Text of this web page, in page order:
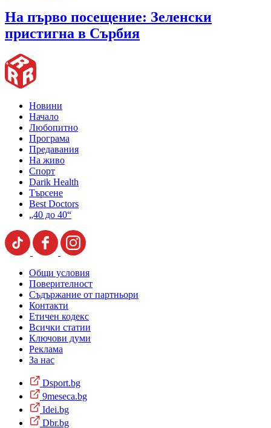
На първо посещение: Зеленски
пристигна в Сърбия
Новини
Начало
Любопитно
Програма
Предавания
На живо
Спорт
Darik Health
Търсене
Best Doctors
„40 до 40“
Общи условия
Поверителност
Съдържание от партньори
Контакти
Етичен кодекс
Всички статии
Ключови думи
Реклама
За нас
Dsport.bg
9meseca.bg
Idei.bg
Dbr.bg